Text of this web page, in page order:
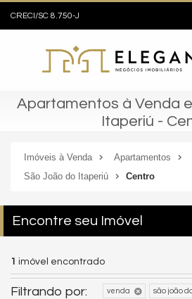
CRECI/SC 8.750-J
Apartamentos à Venda
Itaperiú -
Imóveis à Venda Apartamentos
São João do Itaperiú
Centro
Encontre seu Imóvel
1 imóvel encontrado
Filtrando por: venda são joão